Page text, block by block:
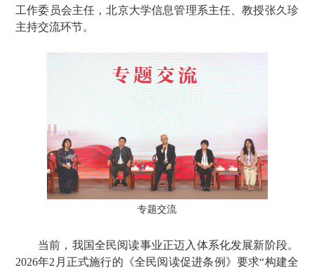
工作委员会主任，北京大学信息管理系主任、教授张久珍
主持交流环节。
专题交流
当前，我国全民阅读事业正迈入体系化发展新阶段。
2026年2月正式施行的《全民阅读促进条例》要求“构建全